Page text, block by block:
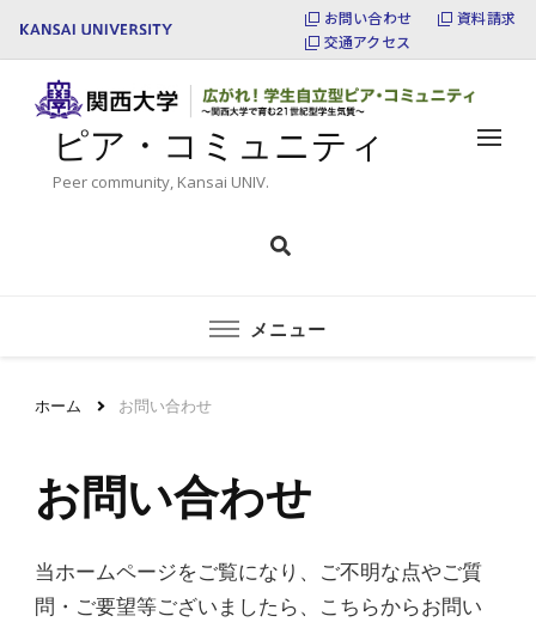
お問い合わせ
資料請求
交通アクセス
ピア・コミュニティ
Peer community, Kansai UNIV.
メニュー
ホーム お問い合わせ
お問い合わせ
当ホームページをご覧になり、ご不明な点やご質
問・ご要望等ございましたら、こちらからお問い